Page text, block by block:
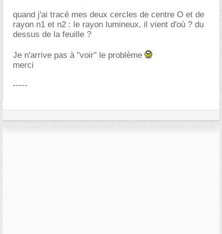
quand j'ai tracé mes deux cercles de centre O et de
rayon n1 et n2 : le rayon lumineux, il vient d'où ? du
dessus de la feuille ?
Je n'arrive pas à "voir" le problème
merci
-----